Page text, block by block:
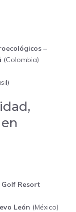
–
(Colombia)
Resort
León (México)